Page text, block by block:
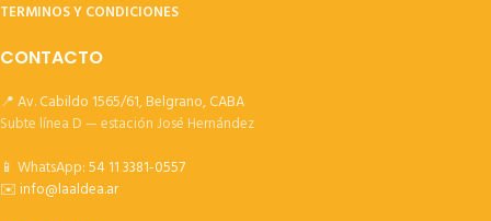
TERMINOS Y CONDICIONES
CONTACTO
📍 Av. Cabildo 1565/61, Belgrano, CABA
Subte línea D — estación José Hernández
📱 WhatsApp:54 11 3381-0557
✉️info@laaldea.ar